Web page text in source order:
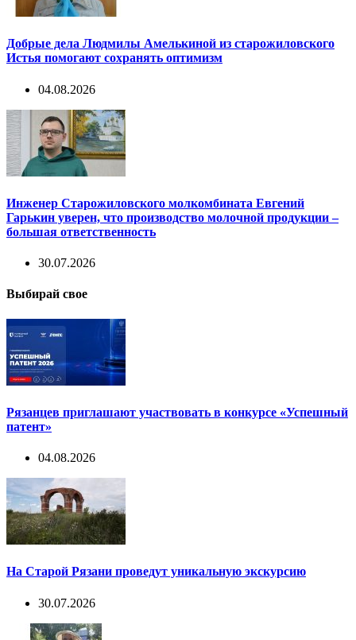
Добрые дела Людмилы Амелькиной из старожиловского
Истья помогают сохранять оптимизм
04.08.2026
Инженер Старожиловского молкомбината Евгений
Гарькин уверен, что производство молочной продукции –
большая ответственность
30.07.2026
Выбирай свое
Рязанцев приглашают участвовать в конкурсе «Успешный
патент»
04.08.2026
На Старой Рязани проведут уникальную экскурсию
30.07.2026